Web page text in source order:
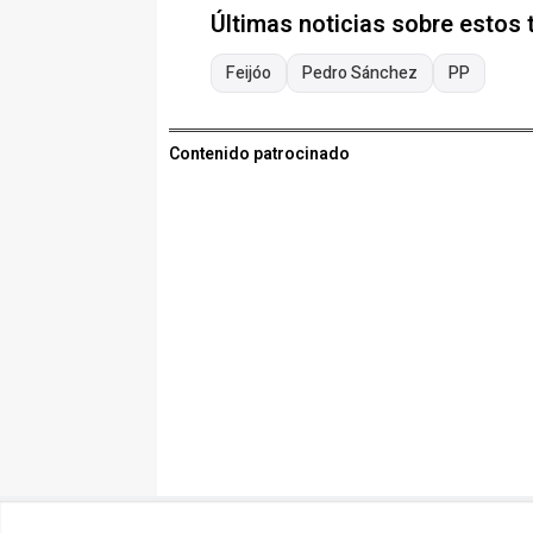
Últimas noticias sobre estos
Feijóo Pedro Sánchez PP
Contenido patrocinado